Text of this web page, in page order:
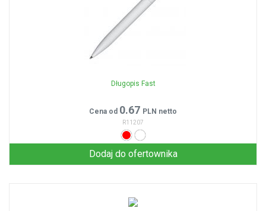
Długopis Fast
Cena od 0.67 PLN netto
R11207
Dodaj do ofertownika